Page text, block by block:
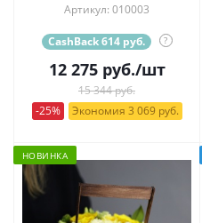
Артикул: 010003
CashBack 614 руб. ?
12 275руб./шт
15 344 руб.
-25%
Экономия 3 069 руб.
НОВИНКА